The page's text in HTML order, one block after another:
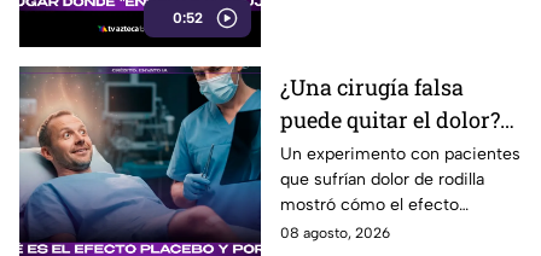
0:52
¿Una cirugía falsa
puede quitar el dolor?
El sorprendente
experimento que reveló
el poder del placebo
Un experimento con pacientes
que sufrían dolor de rodilla
mostró cómo el efecto
placebo puede provocar
08 agosto, 2026